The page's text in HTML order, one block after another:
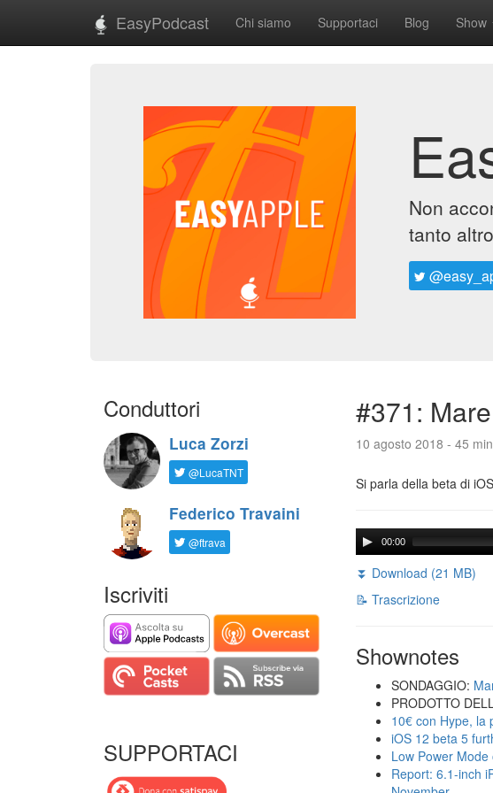
EasyPodcast Chi siamo Supportaci Blog Show
Non
tanto
Conduttori
Luca Zorzi
@LucaTNT
Federico Travaini
@ftrava
Iscriviti
SUPPORTACI
#371:
10 agosto 2018 - 45
Si parla della beta di
00:00
⏬ Download (21 MB)
📝 Trascrizione
Shownotes
SONDAGGIO:
PRODOTTO
10€ con Hype, la
iOS 12 beta 5
Low Power
Report: 6.1-inch